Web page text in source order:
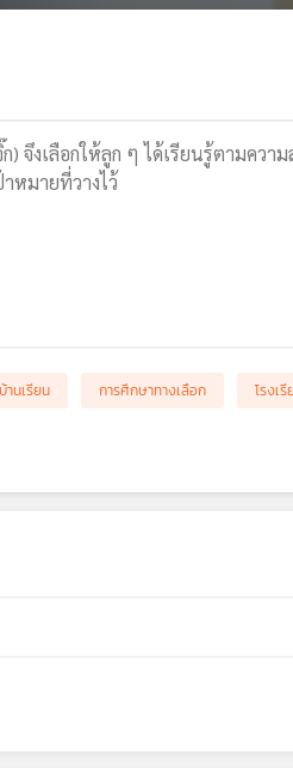
งเลือกให้ลูก ๆ ได้เรียนรู้ตามควา
หมายที่วางไว้
บ้านเรียน การศึกษาทางเลือก โรงเ